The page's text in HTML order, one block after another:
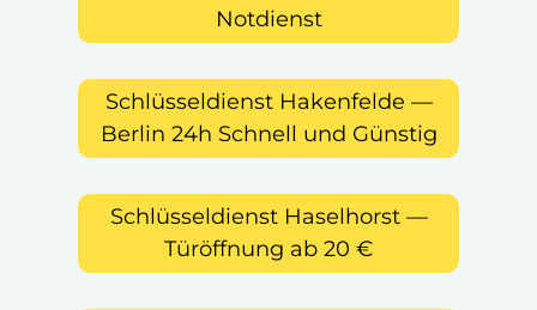
Notdienst
Schlüsseldienst Hakenfelde —
Berlin 24h Schnell und Günstig
Schlüsseldienst Haselhorst —
Türöffnung ab 20 €